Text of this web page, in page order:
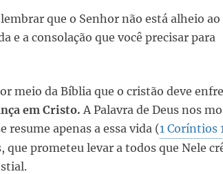
que o Senhor não está alheio ao
e a consolação que você precisar para
meio da Bíblia que o cristão deve
em Cristo. A Palavra de Deus nos
resume apenas a essa vida (1 Coríntios
que prometeu levar a todos que Nele